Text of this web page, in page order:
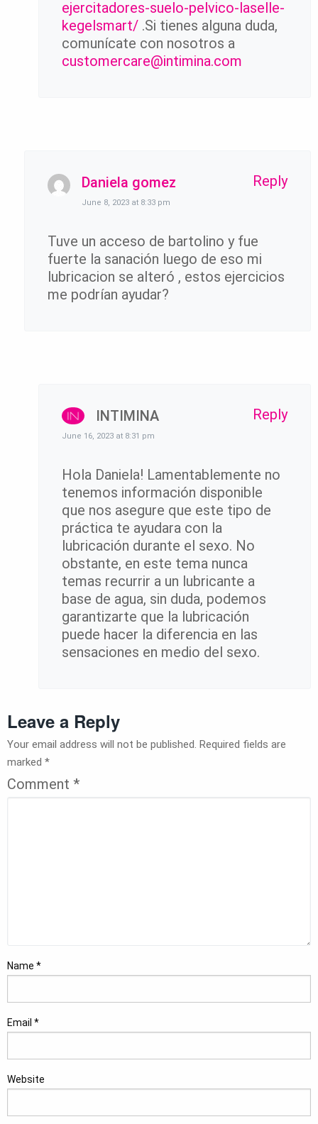
ejercitadores-suelo-pelvico-laselle-
kegelsmart/ .Si tienes alguna duda,
comunícate con nosotros a
customercare@intimina.com
Daniela gomez
June 8, 2023 at 8:33 pm
Tuve un acceso de bartolino y fue
fuerte la sanación luego de eso mi
lubricacion se alteró , estos ejercicios
me podrían ayudar?
Reply
INTIMINA
June 16, 2023 at 8:31 pm
Hola Daniela! Lamentablemente no
tenemos información disponible
que nos asegure que este tipo de
práctica te ayudara con la
lubricación durante el sexo. No
obstante, en este tema nunca
temas recurrir a un lubricante a
base de agua, sin duda, podemos
garantizarte que la lubricación
puede hacer la diferencia en las
sensaciones en medio del sexo.
Reply
Leave a Reply
Your email address will not be published. Required fields are
marked *
Comment *
Name *
Email *
Website